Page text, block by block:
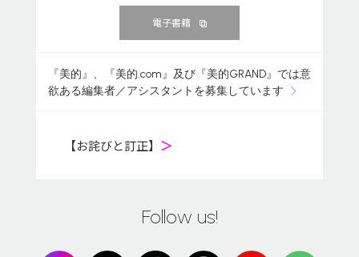
電子書籍
『美的』、『美的.com』及び『美的GRAND』では意
欲ある編集者／アシスタントを募集しています
【お詫びと訂正】 ＞
Follow us!